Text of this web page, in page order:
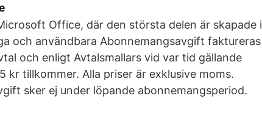
Office, där den största delen är skapade i
och användbara Abonnemangsavgift faktureras
och enligt Avtalsmallars vid var tid gällande
kr tillkommer. Alla priser är exklusive moms.
sker ej under löpande abonnemangsperiod.